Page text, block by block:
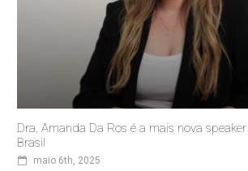
Dra. Amanda Da Ros é a mais nova
Brasil
maio 6th, 2025